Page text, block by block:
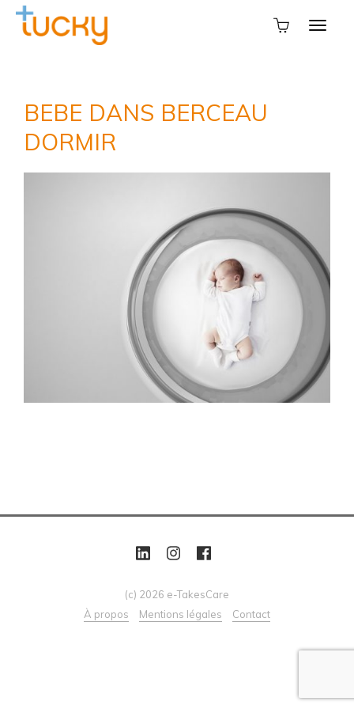
BEBE DANS BERCEAU
DORMIR
(c) 2026 e-TakesCare
À propos
Mentions légales Contact